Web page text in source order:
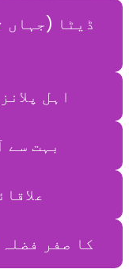
اہل
بہت سے
ماحول دوست: پلاسٹک Sim کا صفر فضلہ